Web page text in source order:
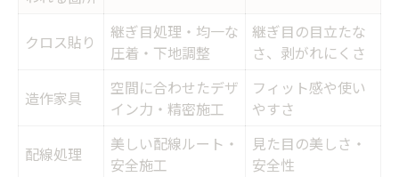
クロス貼り
継ぎ目処理・均一な
圧着・下地調整
継ぎ目の目立たな
さ、剥がれにくさ
造作家具
空間に合わせたデザ
イン力・精密施工
フィット感や使い
やすさ
配線処理
美しい配線ルート・
安全施工
見た目の美しさ・
安全性